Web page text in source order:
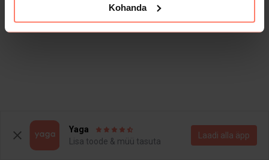
Kohanda
Yaga
Lisa toode & müü tasuta
Laadi alla äpp